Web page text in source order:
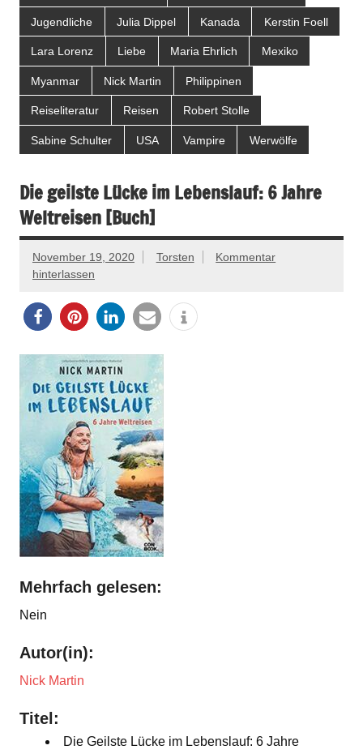
Jugendliche Julia Dippel Kanada Kerstin Foell
Lara Lorenz Liebe Maria Ehrlich Mexiko
Myanmar Nick Martin Philippinen
Reiseliteratur Reisen Robert Stolle
Sabine Schulter USA Vampire Werwölfe
Die geilste Lücke im Lebenslauf: 6 Jahre
Weltreisen [Buch]
November 19, 2020 Torsten
Kommentar
hinterlassen
Mehrfach gelesen:
Nein
Autor(in):
Nick Martin
Titel:
Die Geilste Lücke im Lebenslauf: 6 Jahre